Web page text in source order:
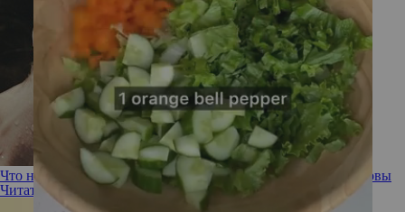
Что нужно знать об использовании пилингов для кожи головы
Читать полностью